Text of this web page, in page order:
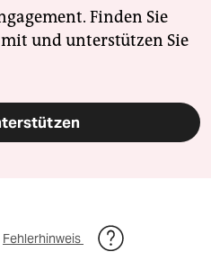
Finden Sie
mit und unterstützen Sie
Fehlerhinweis